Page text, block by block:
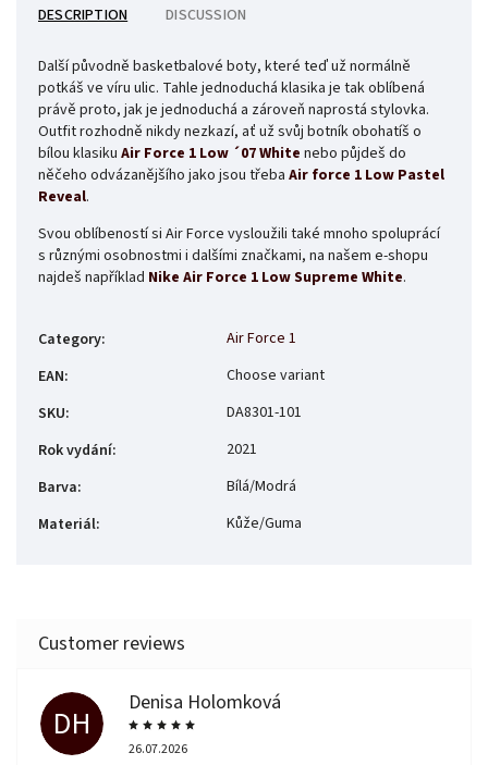
DESCRIPTION DISCUSSION
Další původně basketbalové boty, které teď už normálně
potkáš ve víru ulic. Tahle jednoduchá klasika je tak oblíbená
právě proto, jak je jednoduchá a zároveň naprostá stylovka.
Outfit rozhodně nikdy nezkazí, ať už svůj botník obohatíš o
bílou klasiku Air Force 1 Low ´07 White nebo půjdeš do
něčeho odvázanějšího jako jsou třeba Air force 1 Low Pastel
Reveal.
Svou oblíbeností si Air Force vysloužili také mnoho spoluprácí
s různými osobnostmi i dalšími značkami, na našem e-shopu
najdeš například Nike Air Force 1 Low Supreme White.
Category:
Air Force 1
EAN:
Choose variant
SKU:
DA8301-101
Rok vydání:
2021
Barva:
Bílá/Modrá
Materiál: Kůže/Guma
DH
Denisa Holomková
26.07.2026